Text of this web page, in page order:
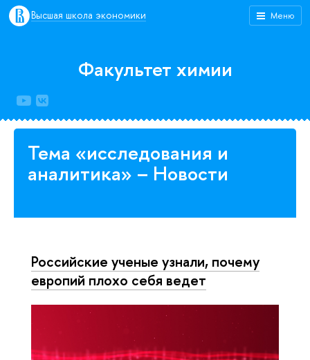
Меню
Высшая школа экономики
Факультет химии
Тема «исследования и
аналитика» – Новости
Российские ученые узнали, почему
европий плохо себя ведет